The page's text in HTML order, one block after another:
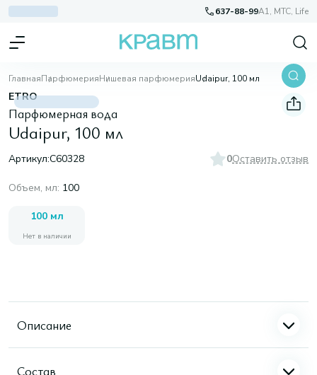
637-88-99A1, МТС, Life
ГлавнаяПарфюмерияНишевая парфюмерияUdaipur, 100 мл
ETRO
Парфюмерная вода
Udaipur, 100 мл
Артикул:C60328 0Оставить отзыв
Объем, мл: 100
100 мл
Нет в наличии
Описание
Состав